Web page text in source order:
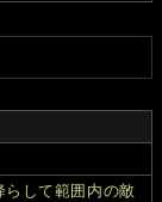
らして範囲内の敵